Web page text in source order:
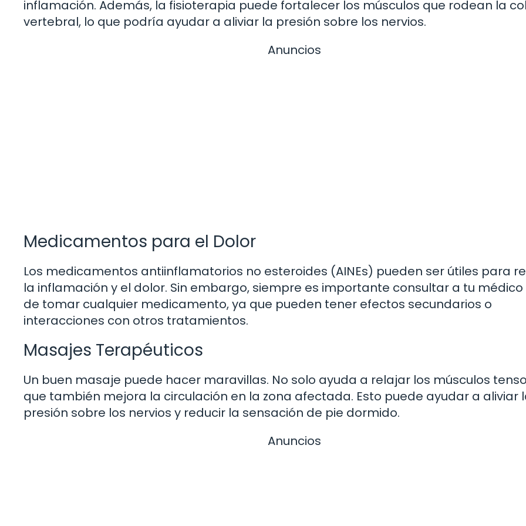
inflamación. Además, la fisioterapia puede fortalecer los músculos que rodean la
vertebral, lo que podría ayudar a aliviar la presión sobre los nervios.
Anuncios
Medicamentos para el Dolor
Los medicamentos antiinflamatorios no esteroides (AINEs) pueden ser útiles para
la inflamación y el dolor. Sin embargo, siempre es importante consultar a tu
de tomar cualquier medicamento, ya que pueden tener efectos secundarios o
interacciones con otros tratamientos.
Masajes Terapéuticos
Un buen masaje puede hacer maravillas. No solo ayuda a relajar los músculos
que también mejora la circulación en la zona afectada. Esto puede ayudar a aliviar
presión sobre los nervios y reducir la sensación de pie dormido.
Anuncios